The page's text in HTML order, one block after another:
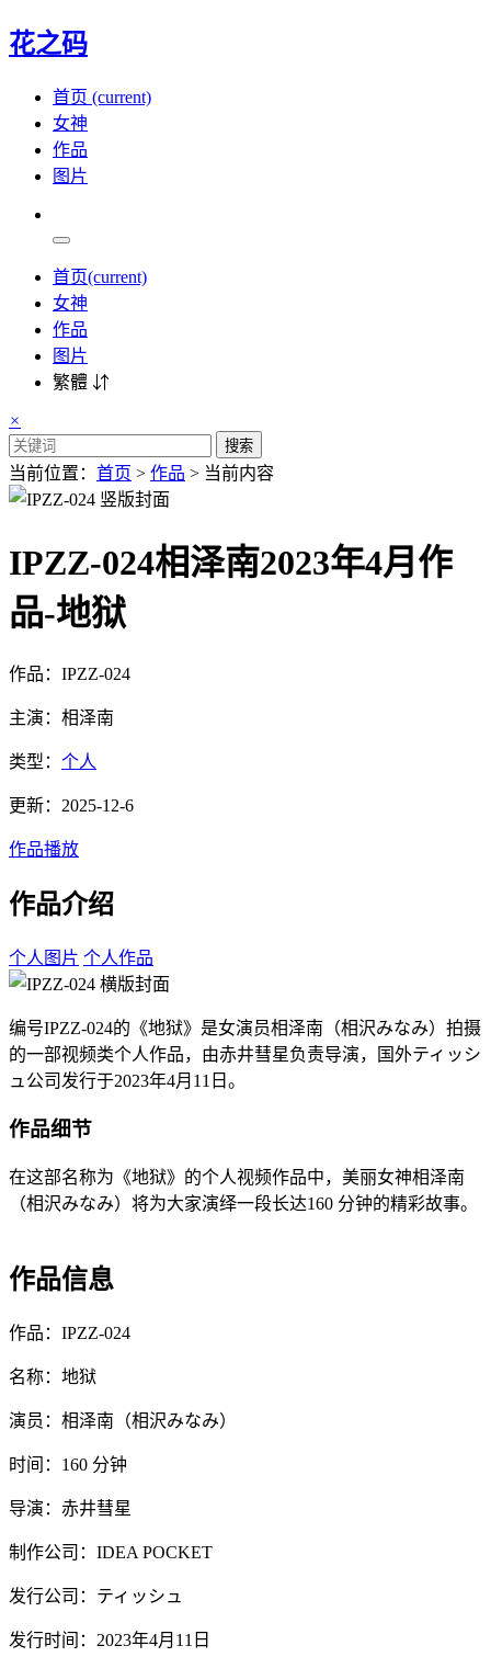
花之码
首页 (current)
女神
作品
图片
首页(current)
女神
作品
图片
繁體 ⇵
×
搜索
当前位置： 首页 > 作品 > 当前内容
IPZZ-024相泽南2023年4月作
品-地狱
作品：IPZZ-024
主演：相泽南
类型： 个人
更新：2025-12-6
作品播放
作品介绍
个人图片 个人作品
编号IPZZ-024的《地狱》是女演员相泽南（相沢みなみ）拍摄
的一部视频类个人作品，由赤井彗星负责导演，国外ティッシ
ュ公司发行于2023年4月11日。
作品细节
在这部名称为《地狱》的个人视频作品中，美丽女神相泽南
（相沢みなみ）将为大家演绎一段长达160 分钟的精彩故事。
作品信息
作品：IPZZ-024
名称：地狱
演员：相泽南（相沢みなみ）
时间：160 分钟
导演：赤井彗星
制作公司：IDEA POCKET
发行公司：ティッシュ
发行时间：2023年4月11日